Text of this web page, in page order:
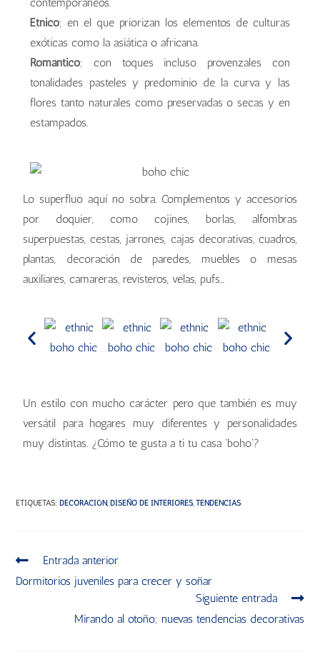
Étnico; en el que priorizan los elementos de culturas
exóticas como la asiática o africana.
Romántico; con toques incluso provenzales con
tonalidades pasteles y predominio de la curva y las
flores tanto naturales como preservadas o secas y en
estampados.
Lo superfluo aquí no sobra. Complementos y accesorios
por doquier, como cojines, borlas, alfombras
superpuestas, cestas, jarrones, cajas decorativas, cuadros,
plantas, decoración de paredes, muebles o mesas
auxiliares, camareras, revisteros, velas, pufs…
Un estilo con mucho carácter pero que también es muy
versátil para hogares muy diferentes y personalidades
muy distintas. ¿Cómo te gusta a ti tu casa 'boho'?
ETIQUETAS:DECORACIÓN, DISEÑO DE INTERIORES, TENDENCIAS
Entrada anterior
Dormitorios juveniles para crecer y soñar
Siguiente entrada
Mirando al otoño; nuevas tendencias decorativas